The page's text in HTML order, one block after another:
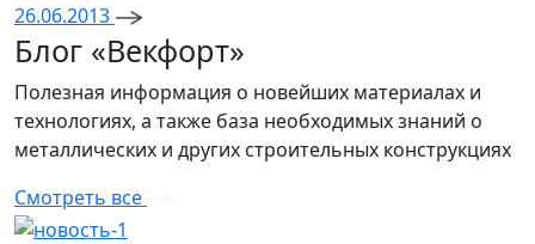
26.06.2013
Блог «Векфорт»
Полезная информация о новейших материалах и
технологиях, а также база необходимых знаний о
металлических и других строительных конструкциях
Смотреть все